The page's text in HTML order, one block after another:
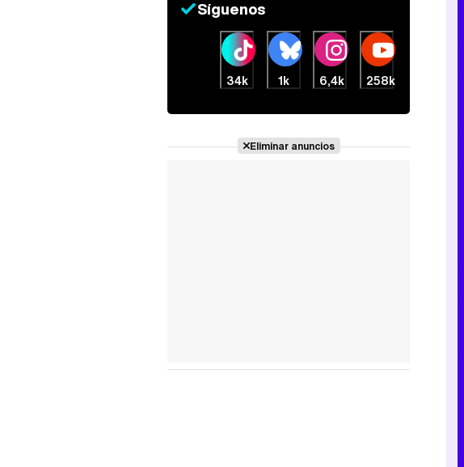
Síguenos
34k 1k 6,4k 258k
Eliminar anuncios